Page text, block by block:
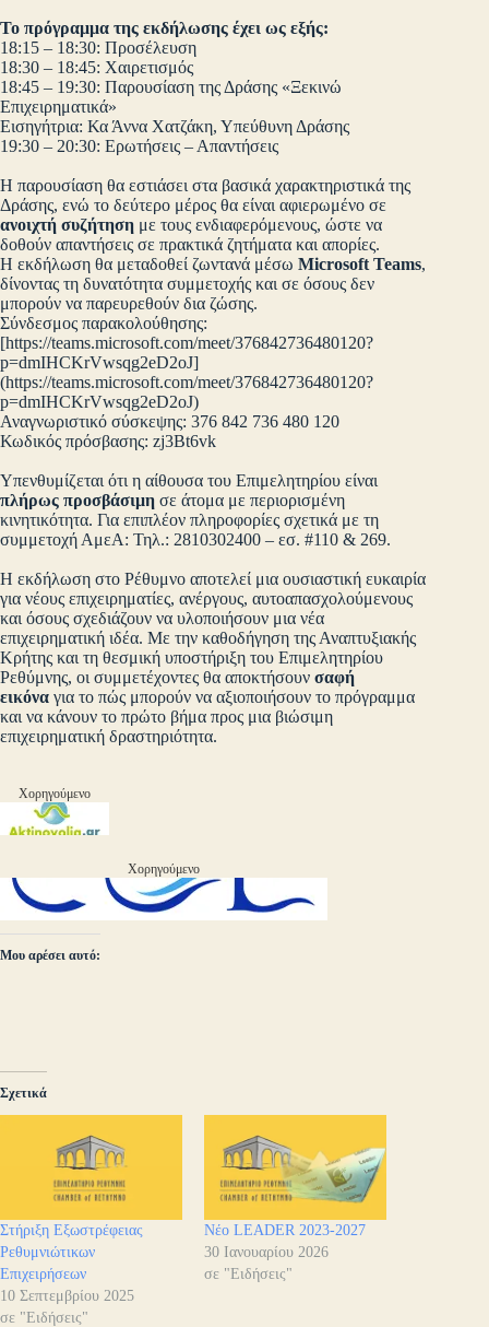
Το πρόγραμμα της εκδήλωσης έχει ως εξής:
18:15 – 18:30: Προσέλευση
18:30 – 18:45: Χαιρετισμός
18:45 – 19:30: Παρουσίαση της Δράσης «Ξεκινώ
Επιχειρηματικά»
Εισηγήτρια: Κα Άννα Χατζάκη, Υπεύθυνη Δράσης
19:30 – 20:30: Ερωτήσεις – Απαντήσεις
Η παρουσίαση θα εστιάσει στα βασικά χαρακτηριστικά της
Δράσης, ενώ το δεύτερο μέρος θα είναι αφιερωμένο σε
ανοιχτή συζήτηση με τους ενδιαφερόμενους, ώστε να
δοθούν απαντήσεις σε πρακτικά ζητήματα και απορίες.
Η εκδήλωση θα μεταδοθεί ζωντανά μέσω Microsoft Teams,
δίνοντας τη δυνατότητα συμμετοχής και σε όσους δεν
μπορούν να παρευρεθούν δια ζώσης.
Σύνδεσμος παρακολούθησης:
[https://teams.microsoft.com/meet/376842736480120?
p=dmIHCKrVwsqg2eD2oJ]
(https://teams.microsoft.com/meet/376842736480120?
p=dmIHCKrVwsqg2eD2oJ)
Αναγνωριστικό σύσκεψης: 376 842 736 480 120
Κωδικός πρόσβασης: zj3Bt6vk
Υπενθυμίζεται ότι η αίθουσα του Επιμελητηρίου είναι
πλήρως προσβάσιμη σε άτομα με περιορισμένη
κινητικότητα. Για επιπλέον πληροφορίες σχετικά με τη
συμμετοχή ΑμεΑ: Τηλ.: 2810302400 – εσ. #110 & 269.
Η εκδήλωση στο Ρέθυμνο αποτελεί μια ουσιαστική ευκαιρία
για νέους επιχειρηματίες, ανέργους, αυτοαπασχολούμενους
και όσους σχεδιάζουν να υλοποιήσουν μια νέα
επιχειρηματική ιδέα. Με την καθοδήγηση της Αναπτυξιακής
Κρήτης και τη θεσμική υποστήριξη του Επιμελητηρίου
Ρεθύμνης, οι συμμετέχοντες θα αποκτήσουν σαφή
εικόνα για το πώς μπορούν να αξιοποιήσουν το πρόγραμμα
και να κάνουν το πρώτο βήμα προς μια βιώσιμη
επιχειρηματική δραστηριότητα.
Χορηγούμενο
Χορηγούμενο
Μου αρέσει αυτό:
Σχετικά
Στήριξη Εξωστρέφειας
Ρεθυμνιώτικων
Επιχειρήσεων
10 Σεπτεμβρίου 2025
σε "Ειδήσεις"
Νέο LEADER 2023-2027
30 Ιανουαρίου 2026
σε "Ειδήσεις"